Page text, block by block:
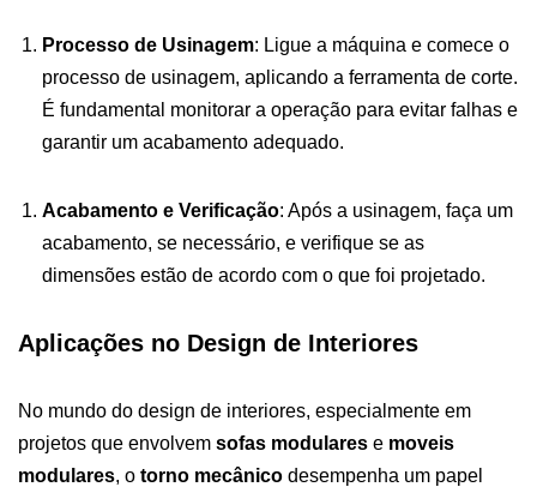
Processo de Usinagem: Ligue a máquina e comece o
processo de usinagem, aplicando a ferramenta de corte.
É fundamental monitorar a operação para evitar falhas e
garantir um acabamento adequado.
Acabamento e Verificação: Após a usinagem, faça um
acabamento, se necessário, e verifique se as
dimensões estão de acordo com o que foi projetado.
Aplicações no Design de Interiores
No mundo do design de interiores, especialmente em
projetos que envolvem sofas modulares e moveis
modulares, o torno mecânico desempenha um papel